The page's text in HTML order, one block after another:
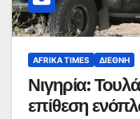
AFRIKA TIMES ΔΙΕΘΝΉ
Νιγηρία:
επίθεση